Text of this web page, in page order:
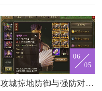
06
05
攻城掠地防御与强防对企业的影响是什么